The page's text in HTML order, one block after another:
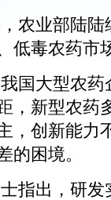
农业部陆
低毒农药市
国大型农
，新型农药
，创新能力
的困境。
指出，研发